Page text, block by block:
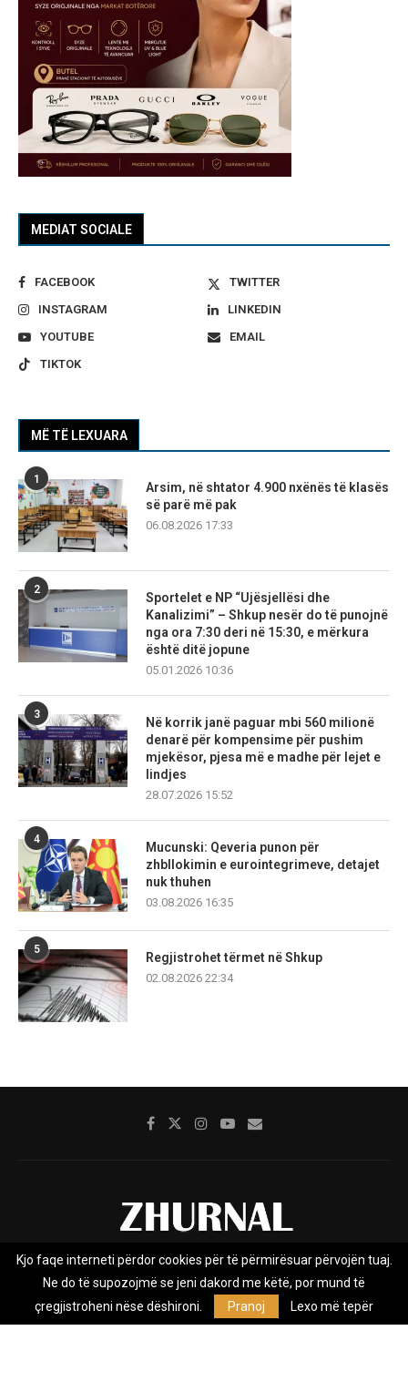
MEDIAT SOCIALE
FACEBOOK
TWITTER
INSTAGRAM
LINKEDIN
YOUTUBE
EMAIL
TIKTOK
MË TË LEXUARA
1
Arsim, në shtator 4.900 nxënës të klasës
së parë më pak
06.08.2026 17:33
2
Sportelet e NP “Ujësjellësi dhe
Kanalizimi” – Shkup nesër do të punojnë
nga ora 7:30 deri në 15:30, e mërkura
është ditë jopune
05.01.2026 10:36
3
Në korrik janë paguar mbi 560 milionë
denarë për kompensime për pushim
mjekësor, pjesa më e madhe për lejet e
lindjes
28.07.2026 15:52
4
Mucunski: Qeveria punon për
zhbllokimin e eurointegrimeve, detajet
nuk thuhen
03.08.2026 16:35
5
Regjistrohet tërmet në Shkup
02.08.2026 22:34
Rreth nesh Impresumi Marketing
Kontakt
Privacy Policy
Zhurnal.mk është Agjenci e Lajmeve e pavarur, e themeluar në vitin
Kjo faqe interneti përdor cookies për të përmirësuar përvojën tuaj.
Ne do të supozojmë se jeni dakord me këtë, por mund të
çregjistroheni nëse dëshironi.
Pranoj Lexo më tepër